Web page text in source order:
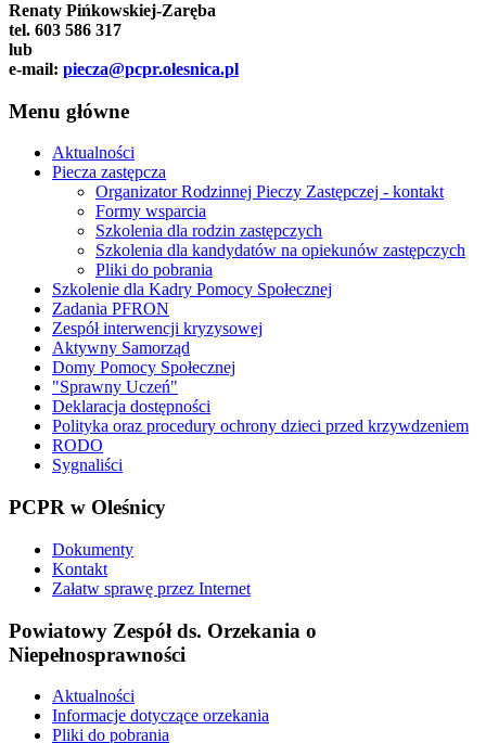
Renaty Pińkowskiej-Zaręba
tel. 603 586 317
lub
e-mail: piecza@pcpr.olesnica.pl
Menu główne
Aktualności
Piecza zastępcza
Organizator Rodzinnej Pieczy Zastępczej - kontakt
Formy wsparcia
Szkolenia dla rodzin zastępczych
Szkolenia dla kandydatów na opiekunów zastępczych
Pliki do pobrania
Szkolenie dla Kadry Pomocy Społecznej
Zadania PFRON
Zespół interwencji kryzysowej
Aktywny Samorząd
Domy Pomocy Społecznej
"Sprawny Uczeń"
Deklaracja dostępności
Polityka oraz procedury ochrony dzieci przed krzywdzeniem
RODO
Sygnaliści
PCPR w Oleśnicy
Dokumenty
Kontakt
Załatw sprawę przez Internet
Powiatowy Zespół ds. Orzekania o
Niepełnosprawności
Aktualności
Informacje dotyczące orzekania
Pliki do pobrania